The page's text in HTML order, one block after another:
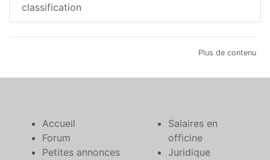
classification
Plus de contenu
Accueil
Forum
Petites annonces
Salaires en
officine
Juridique